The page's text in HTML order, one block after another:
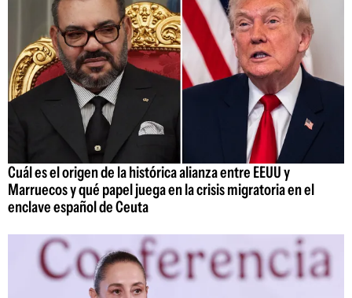
Cuál es el origen de la histórica alianza entre EEUU y
Marruecos y qué papel juega en la crisis migratoria en el
enclave español de Ceuta